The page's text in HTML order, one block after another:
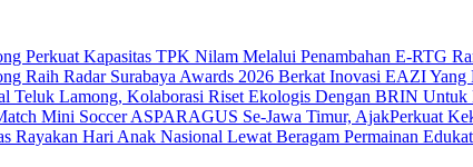
Perkuat Kapasitas TPK Nilam Melalui Penambahan E-RTG
Raih Radar Surabaya Awards 2026 Berkat Inovasi EAZI
Teluk Lamong, Kolaborasi Riset Ekologis Dengan BRIN Untuk
Mini Soccer ASPARAGUS Se-Jawa Timur, AjakPerkuat
Rayakan Hari Anak Nasional Lewat Beragam Permainan